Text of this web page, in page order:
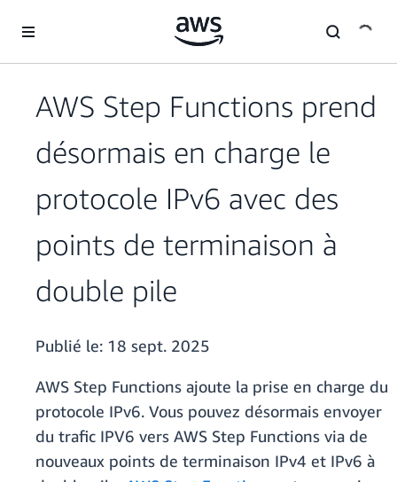
AWS Step Functions prend
désormais en charge le
protocole IPv6 avec des
points de terminaison à
double pile
Publié le: 18 sept. 2025
AWS Step Functions ajoute la prise en charge du
protocole IPv6. Vous pouvez désormais envoyer
du trafic IPV6 vers AWS Step Functions via de
nouveaux points de terminaison IPv4 et IPv6 à